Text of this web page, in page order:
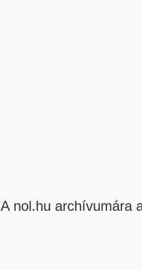
A nol.hu archívumára